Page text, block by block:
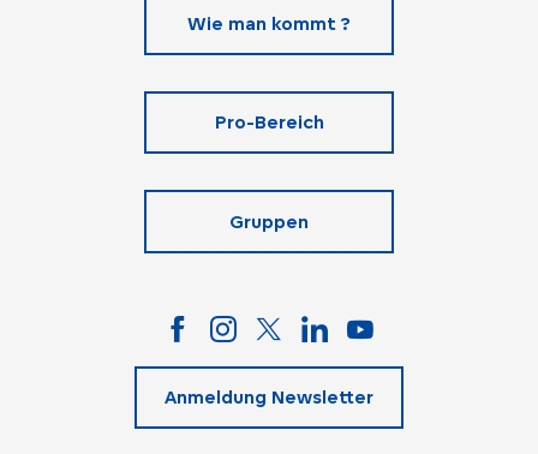
Wie man kommt ?
Pro-Bereich
Gruppen
Anmeldung Newsletter